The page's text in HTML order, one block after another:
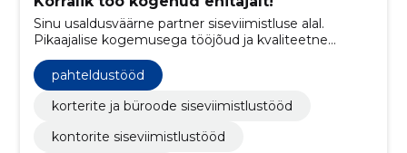
Sinu usaldusväärne partner siseviimistluse alal.
Pikaajalise kogemusega tööjõud ja kvaliteetne
lõpptulemus.
pahteldustööd
korterite ja büroode siseviimistlustööd
kontorite siseviimistlustööd